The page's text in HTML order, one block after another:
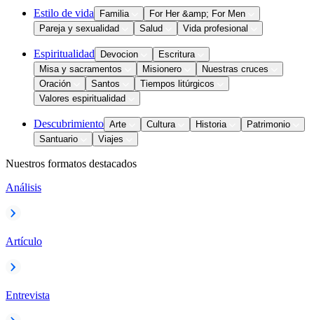
Estilo de vida Familia
For Her &amp; For Men
Pareja y sexualidad
Salud Vida profesional
Espiritualidad Devocion
Escritura
Misa y sacramentos
Misionero
Nuestras cruces
Oración
Santos
Tiempos litúrgicos
Valores espiritualidad
Descubrimiento Arte Cultura Historia
Patrimonio
Santuario
Viajes
Nuestros formatos destacados
Análisis
Artículo
Entrevista